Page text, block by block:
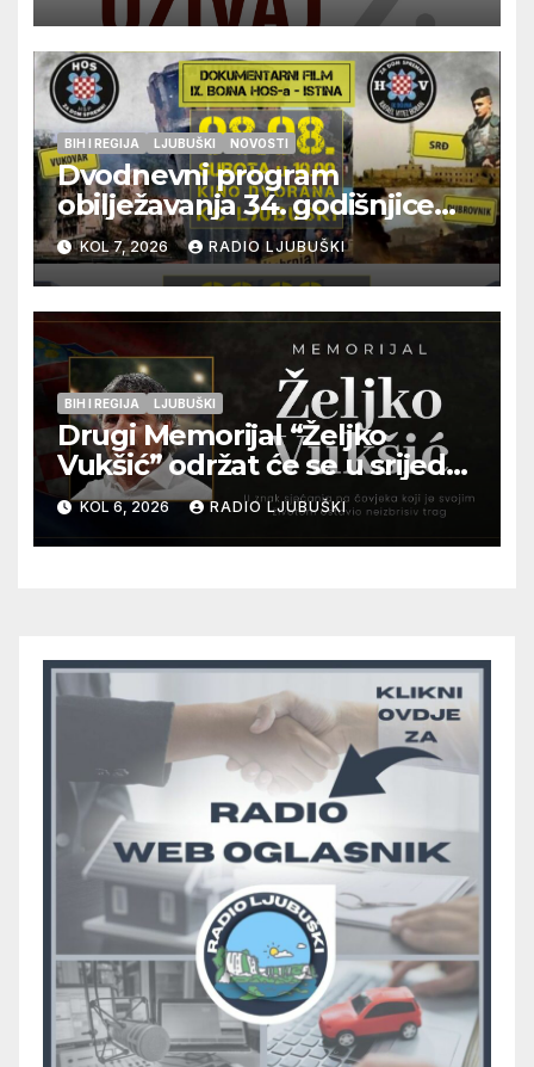
BIH I REGIJA LJUBUŠKI NOVOSTI
Dvodnevni program
obilježavanja 34. godišnjice
pogibije generala Blaža
Kraljevića i osmorice
pripadnika HOS-a
KOL 7, 2026 RADIO LJUBUŠKI
BIH I REGIJA LJUBUŠKI
Drugi Memorijal “Željko
Vukšić” održat će se u srijedu
12. kolovoza u Otoku
KOL 6, 2026 RADIO LJUBUŠKI